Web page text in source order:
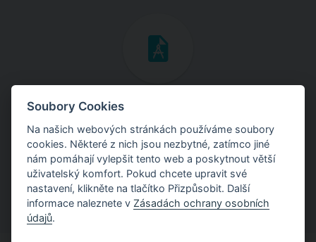
Inženýrské manuály
Stáhněte si manuály s teoretickými i praktickými ukázkami
použití programů.
Soubory Cookies
Na našich webových stránkách používáme soubory
cookies. Některé z nich jsou nezbytné, zatímco jiné
nám pomáhají vylepšit tento web a poskytnout větší
uživatelský komfort. Pokud chcete upravit své
nastavení, klikněte na tlačítko Přizpůsobit. Další
informace naleznete v Zásadách ochrany osobních
údajů.